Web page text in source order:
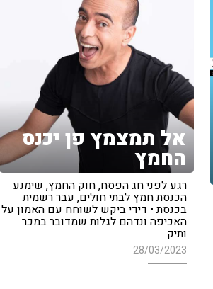
אל תמצמץ פן יכנס
החמץ
רגע לפני חג הפסח, חוק החמץ, שימנע
הכנסת חמץ לבתי חולים, עבר רשמית
בכנסת • דידי ביקש לשוחח עם האמון על
האכיפה ונדהם לגלות שמדובר במכר
ותיק
28/03/2023